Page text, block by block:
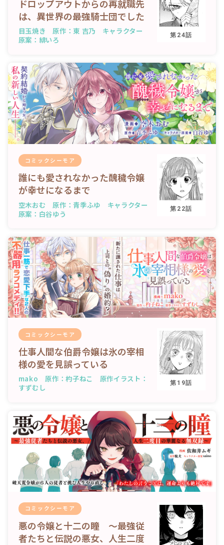
ドロップアウトからの再就職先
は、異世界の最強騎士団でした
目玉焼き 原作：東 吉乃 キャラクター
原案：緋いろ
第24話
コミックシーモア
誰にも愛されなかった醜穢令嬢
が幸せになるまで
空木おむ 原作：青季ふゆ キャラクター
原案：白谷ゆう
第22話
コミックシーモア
仕事人間な伯爵令嬢は氷の宰相
様の愛を見誤っている
mako 原作：杓子ねこ 原作イラスト：
すずむし
第19話
コミックシーモア
悪の令嬢と十二の瞳 ～最強従
者たちと伝説の悪女、人生二度